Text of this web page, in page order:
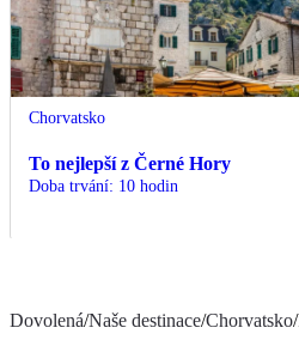
Chorvatsko
To nejlepší z Černé Hory
Doba trvání: 10 hodin
Dovolená/Naše destinace/Chorvatsko/